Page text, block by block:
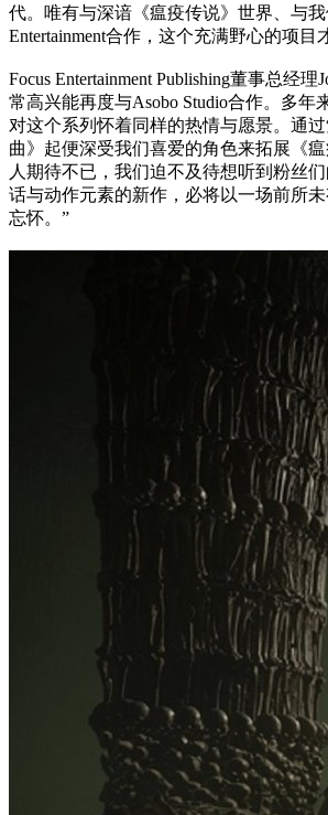
代。唯有与深谙《瘟疫传说》世界、与
Entertainment合作，这个充满野心的项目
Focus Entertainment Publishing董事总经理
常高兴能再度与Asobo Studio合作。多年
对这个系列怀着同样的热情与愿景。通
曲》起便深受我们喜爱的角色来拓展《
人期待不已，我们迫不及待想听到粉丝
话与动作元素的新作，必将以一场前所
忘怀。”